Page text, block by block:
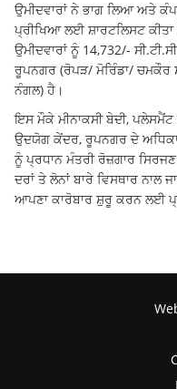
ਉਮੀਦਵਾਰਾਂ ਨੇ ਭਾਗ ਲਿਆ ਅਤੇ
ਪ੍ਰੀਖਿਆ ਲਈ ਸ਼ਾਰਟਲਿਸਟ
ਉਮੀਦਵਾਰਾਂ ਨੂੰ 14,732/-
ਰੂਪਨਗਰ (ਰੋਪੜ/ ਮੋਰਿੰਡਾ/ ਚਮਕੌਰ
ਨੰਗਲ) ਹੈ।
ਇਸ ਮੌਕੇ ਮੀਨਾਕਸੀ ਬੇਦੀ,
ਉਦਯੋਗ ਕੇਂਦਰ, ਰੂਪਨਗਰ ਦੇ
ਨੂੰ ਪ੍ਰਧਾਨ ਮੰਤਰੀ ਰੋਜ਼ਗਾਰ
ਦਰਾਂ ਤੇ ਲੋਨਾਂ ਬਾਰੇ ਵਿਸਥਾਰ ਨਾਲ
ਆਪਣਾ ਕਾਰੋਬਾਰ ਸ਼ੁਰੂ ਕਰਨ ਲਈ